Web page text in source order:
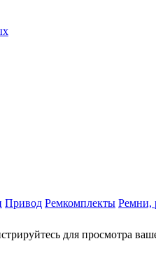
Привод Ремкомплекты Ремни,
для просмотра